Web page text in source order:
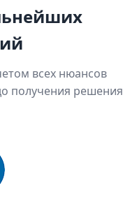
всех нюансов
получения решения